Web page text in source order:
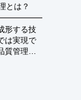
とは？
形する技
は実現で
質管理
て最終
や医療